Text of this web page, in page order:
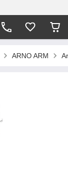
ARNO ARM